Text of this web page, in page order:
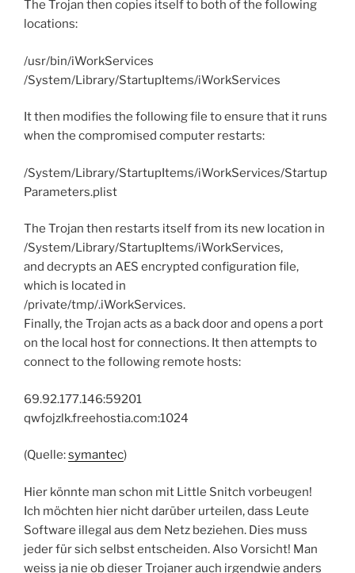
The Trojan then copies itself to both of the following
locations:
/usr/bin/iWorkServices
/System/Library/StartupItems/iWorkServices
It then modifies the following file to ensure that it runs
when the compromised computer restarts:
/System/Library/StartupItems/iWorkServices/Startup
Parameters.plist
The Trojan then restarts itself from its new location in
/System/Library/StartupItems/iWorkServices,
and decrypts an AES encrypted configuration file,
which is located in
/private/tmp/.iWorkServices.
Finally, the Trojan acts as a back door and opens a port
on the local host for connections. It then attempts to
connect to the following remote hosts:
69.92.177.146:59201
qwfojzlk.freehostia.com:1024
(Quelle:symantec)
Hier könnte man schon mit Little Snitch vorbeugen!
Ich möchten hier nicht darüber urteilen, dass Leute
Software illegal aus dem Netz beziehen. Dies muss
jeder für sich selbst entscheiden. Also Vorsicht! Man
weiss ja nie ob dieser Trojaner auch irgendwie anders